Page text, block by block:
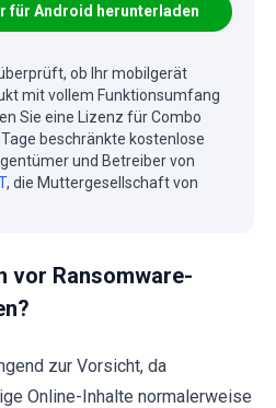
für Android herunterladen
ob Ihr mobilgerät
mit vollem Funktionsumfang
Sie eine Lizenz für Combo
beschränkte kostenlose
und Betreiber von
, die Muttergesellschaft von
vor Ransomware-
zur Vorsicht, da
Online-Inhalte normalerweise